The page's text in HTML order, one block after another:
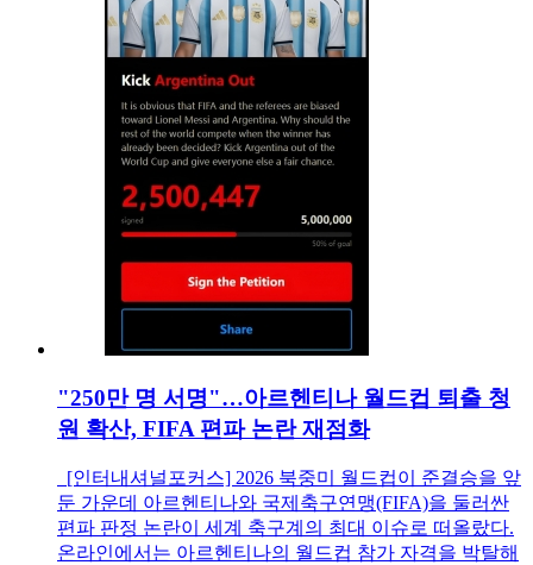
"250만 명 서명"…아르헨티나 월드컵 퇴출 청
원 확산, FIFA 편파 논란 재점화
[인터내셔널포커스] 2026 북중미 월드컵이 준결승을 앞
둔 가운데 아르헨티나와 국제축구연맹(FIFA)을 둘러싼
편파 판정 논란이 세계 축구계의 최대 이슈로 떠올랐다.
온라인에서는 아르헨티나의 월드컵 참가 자격을 박탈해